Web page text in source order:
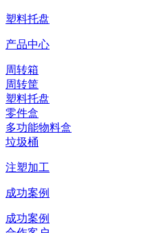
塑料托盘
产品中心
周转箱
周转筐
塑料托盘
零件盒
多功能物料盒
垃圾桶
注塑加工
成功案例
成功案例